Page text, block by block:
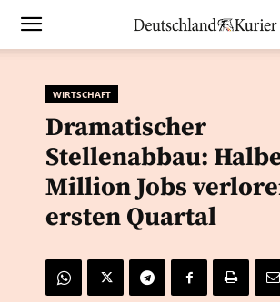
WIRTSCHAFT
Dramatischer
Stellenabbau:
Million Jobs
ersten Quartal